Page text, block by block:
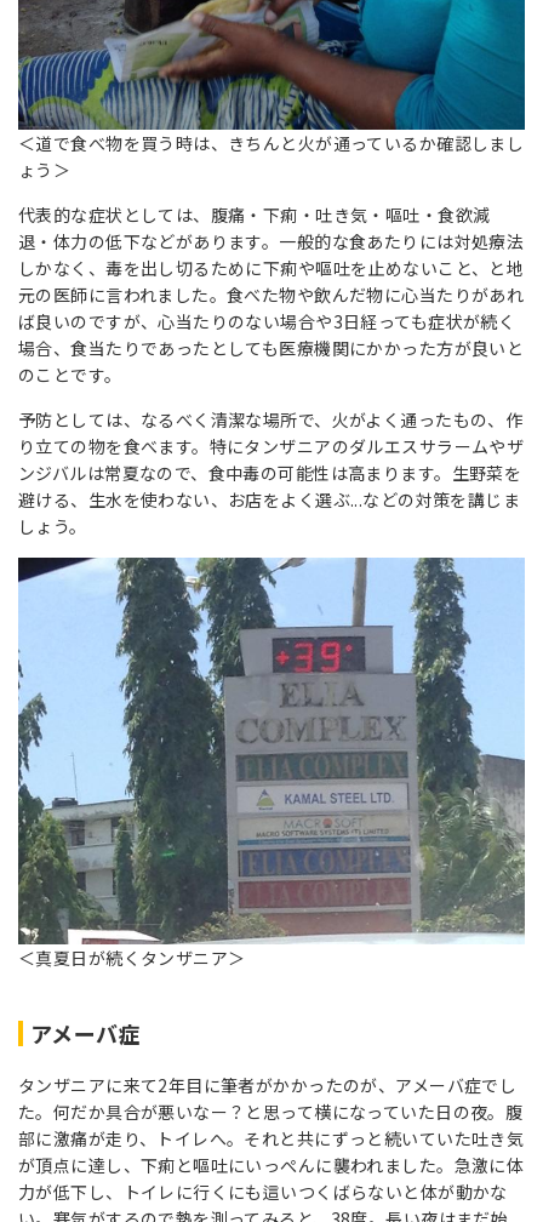
＜道で食べ物を買う時は、きちんと火が通っているか確認しまし
ょう＞
代表的な症状としては、腹痛・下痢・吐き気・嘔吐・食欲減
退・体力の低下などがあります。一般的な食あたりには対処療法
しかなく、毒を出し切るために下痢や嘔吐を止めないこと、と地
元の医師に言われました。食べた物や飲んだ物に心当たりがあれ
ば良いのですが、心当たりのない場合や3日経っても症状が続く
場合、食当たりであったとしても医療機関にかかった方が良いと
のことです。
予防としては、なるべく清潔な場所で、火がよく通ったもの、作
り立ての物を食べます。特にタンザニアのダルエスサラームやザ
ンジバルは常夏なので、食中毒の可能性は高まります。生野菜を
避ける、生水を使わない、お店をよく選ぶ...などの対策を講じま
しょう。
＜真夏日が続くタンザニア＞
アメーバ症
タンザニアに来て2年目に筆者がかかったのが、アメーバ症でし
た。何だか具合が悪いなー？と思って横になっていた日の夜。腹
部に激痛が走り、トイレへ。それと共にずっと続いていた吐き気
が頂点に達し、下痢と嘔吐にいっぺんに襲われました。急激に体
力が低下し、トイレに行くにも這いつくばらないと体が動かな